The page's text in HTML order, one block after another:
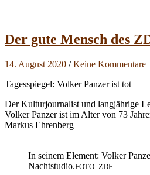
Der gute Mensch des
14. August 2020 /Keine Kommentare
Tagesspiegel: Volker Panzer ist tot
Der Kulturjournalist und langjährige
Volker Panzer ist im Alter von 73
Markus Ehrenberg
In seinem Element: Volker
Nachtstudio.FOTO: ZDF